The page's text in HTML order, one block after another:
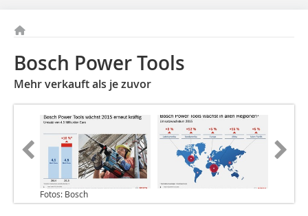
Bosch Power Tools
Mehr verkauft als je zuvor
Fotos: Bosch